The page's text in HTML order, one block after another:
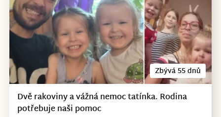
Zbývá 55 dnů
Dvě rakoviny a vážná nemoc tatínka. Rodina
potřebuje naši pomoc